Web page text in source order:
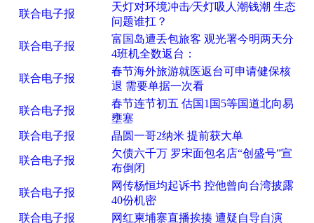
联合电子报
天灯对环境冲击∕天灯吸人潮钱潮 生态
问题谁扛？
联合电子报
富国岛遭丢包旅客 观光署今明两天分
4班机全数返台：
联合电子报
春节海外旅游就医返台可申请健保核
退 需要单据一次看
联合电子报
春节连节初五 估国1国5等国道北向易
壅塞
联合电子报
晶圆一哥2纳米 提前获大单
联合电子报
欠债六千万 罗宋面包名店“创盛号”宣
布倒闭
联合电子报
网传杨恒均起诉书 控他曾向台湾披露
40份机密
联合电子报
网红柬埔寨直播挨揍 遭疑自导自演